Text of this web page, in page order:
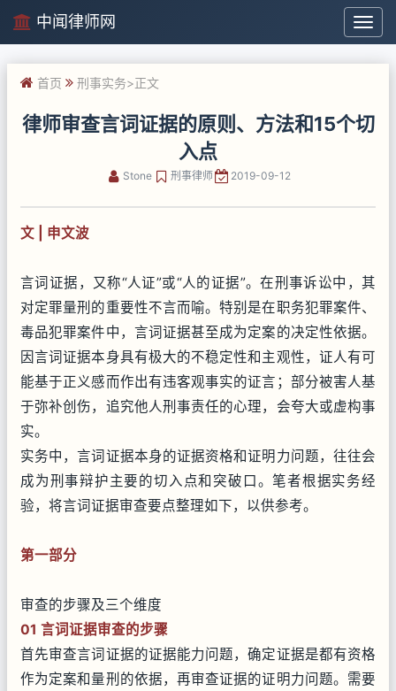
中
闻
律
中闻律师网
首页 刑事实务>正文
律师审查言词证据的原则、方法和15个切
入点
Stone 刑事律师 2019-09-12
文 | 申文波
言词证据，又称“人证”或“人的证据”。在刑事诉讼中，其
对定罪量刑的重要性不言而喻。特别是在职务犯罪案件、
毒品犯罪案件中，言词证据甚至成为定案的决定性依据。
因言词证据本身具有极大的不稳定性和主观性，证人有可
能基于正义感而作出有违客观事实的证言；部分被害人基
于弥补创伤，追究他人刑事责任的心理，会夸大或虚构事
实。
实务中，言词证据本身的证据资格和证明力问题，往往会
成为刑事辩护主要的切入点和突破口。笔者根据实务经
验，将言词证据审查要点整理如下，以供参考。
第一部分
审查的步骤及三个维度
01 言词证据审查的步骤
首先审查言词证据的证据能力问题，确定证据是都有资格
作为定案和量刑的依据，再审查证据的证明力问题。需要